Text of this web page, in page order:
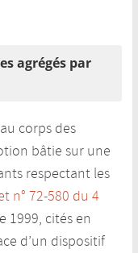
agrégés par
corps des
bâtie sur une
respectant les
n° 72-580 du 4
1999, cités en
d’un dispositif